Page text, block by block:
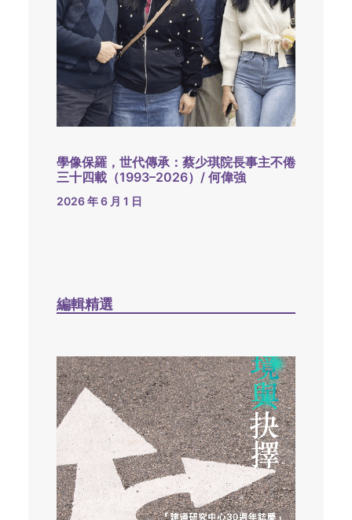
學像保羅，世代傳承：蔡少琪院長事主不倦
三十四載（1993–2026）/ 何偉強
2026 年 6 月 1 日
編輯精選